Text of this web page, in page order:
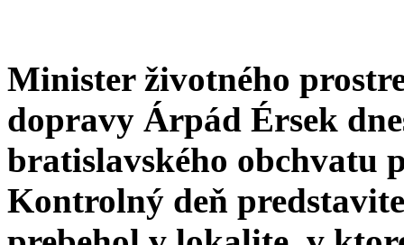
Minister životného
dopravy Árpád Érsek
bratislavského obchvatu
Kontrolný deň